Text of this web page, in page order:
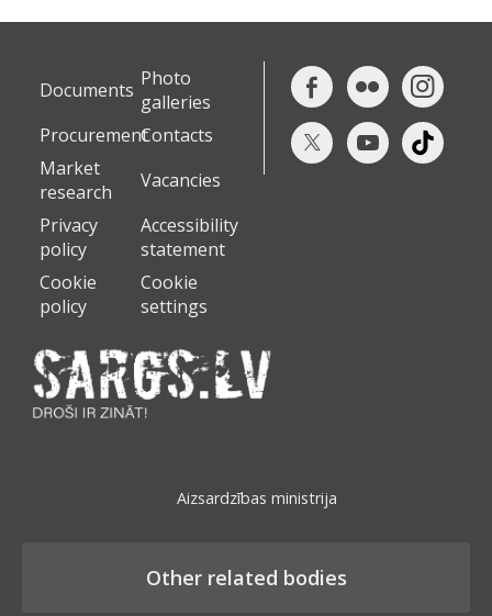
Documents Photo
galleries
ProcurementContacts
Market
research
Vacancies
Privacy
policy
Accessibility
statement
Cookie
policy
Cookie
settings
Aizsardzības ministrija
Other related bodies